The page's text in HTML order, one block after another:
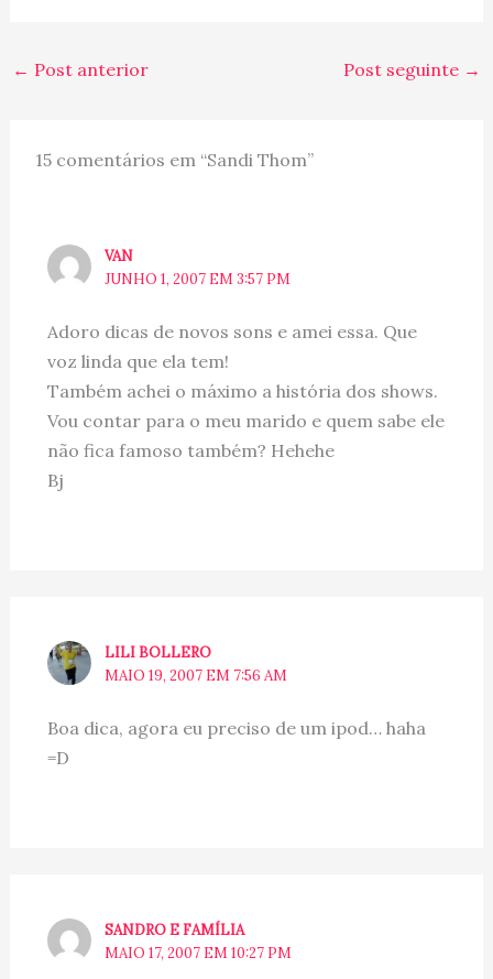
passeio a NYC sem
passar na Brodway... não
← Post anterior Post seguinte →
15 comentários em “Sandi Thom”
VAN
JUNHO 1, 2007 EM 3:57 PM
Adoro dicas de novos sons e amei essa. Que
voz linda que ela tem!
Também achei o máximo a história dos shows.
Vou contar para o meu marido e quem sabe ele
não fica famoso também? Hehehe
Bj
LILI BOLLERO
MAIO 19, 2007 EM 7:56 AM
Boa dica, agora eu preciso de um ipod… haha
=D
SANDRO E FAMÍLIA
MAIO 17, 2007 EM 10:27 PM